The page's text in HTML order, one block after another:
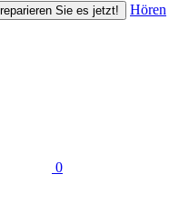
Sie es jetzt!
Hören
0